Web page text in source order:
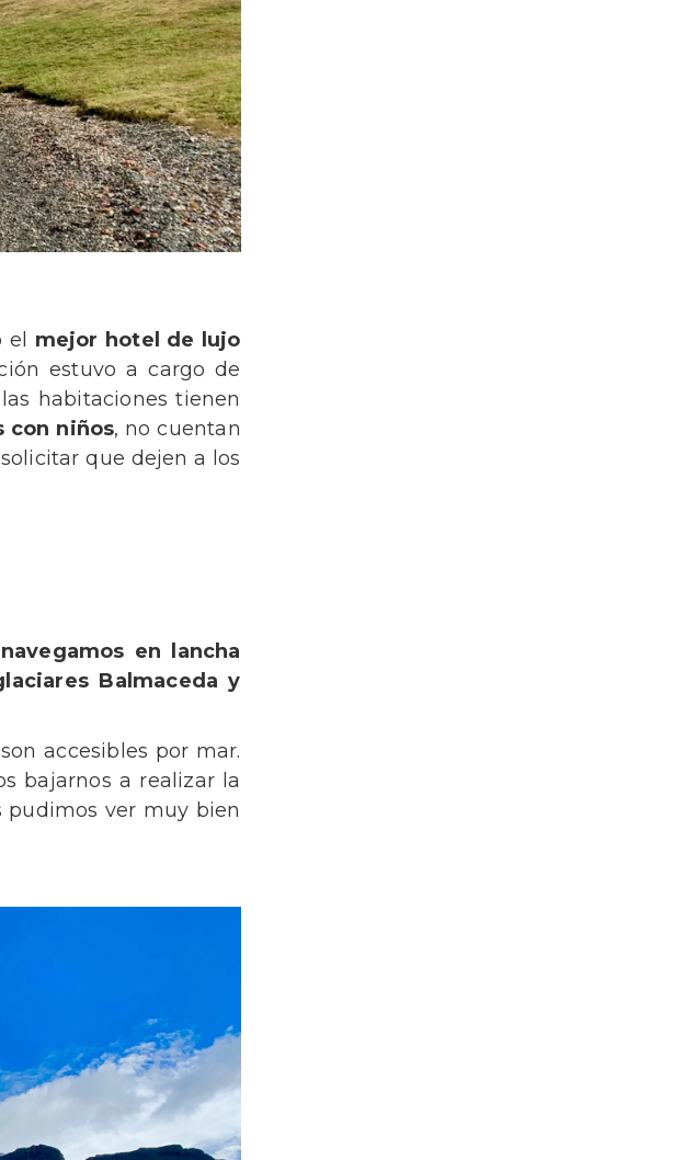
el mejor hotel de lujo
estuvo a cargo de
habitaciones tienen
con niños, no cuentan
que dejen a los
navegamos en lancha
Balmaceda y
accesibles por mar.
bajarnos a realizar la
pudimos ver muy bien